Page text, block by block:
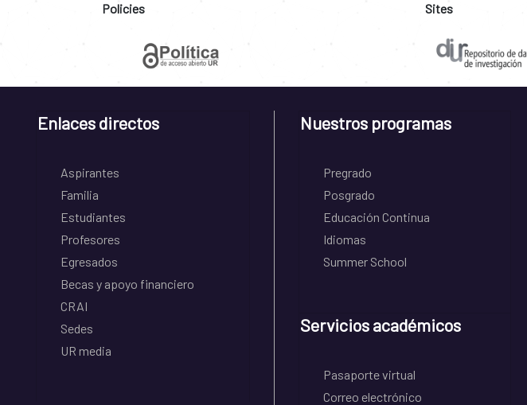
Policies Sites
Enlaces directos
Aspirantes
Familia
Estudiantes
Profesores
Egresados
Becas y apoyo financiero
CRAI
Sedes
UR media
Nuestros programas
Pregrado
Posgrado
Educación Continua
Idiomas
Summer School
Servicios académicos
Pasaporte virtual
Correo electrónico